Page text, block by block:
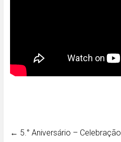
← 5.° Aniversário – Celebração